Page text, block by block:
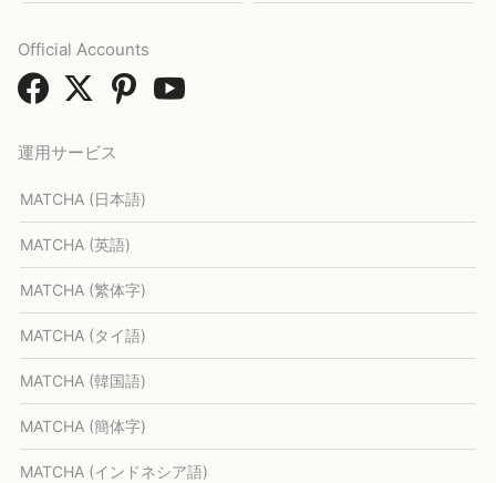
運用サービス
MATCHA (日本語)
MATCHA (英語)
MATCHA (繁体字)
MATCHA (タイ語)
MATCHA (韓国語)
MATCHA (簡体字)
MATCHA (インドネシア語)
Official Accounts